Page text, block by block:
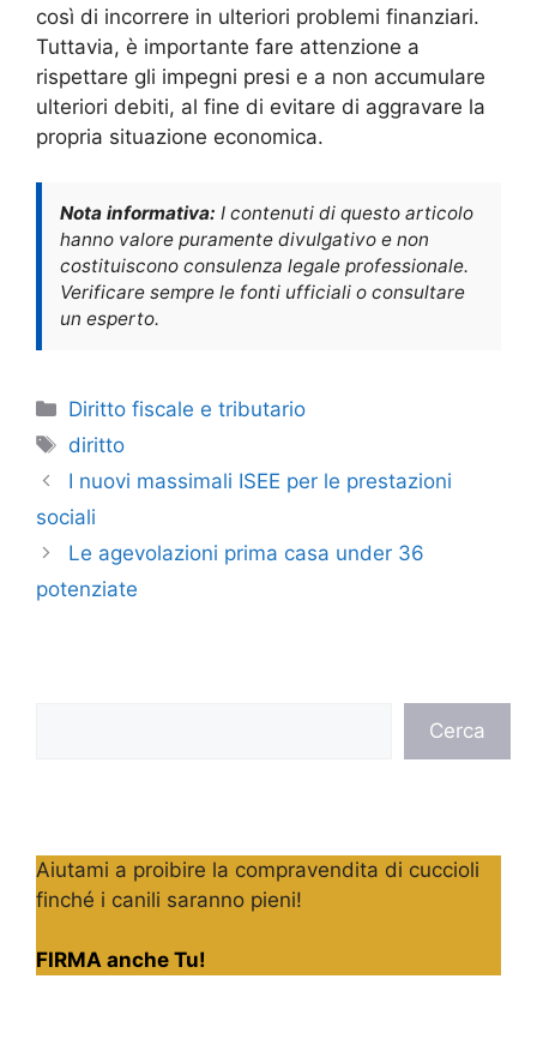
così di incorrere in ulteriori problemi finanziari.
Tuttavia, è importante fare attenzione a
rispettare gli impegni presi e a non accumulare
ulteriori debiti, al fine di evitare di aggravare la
propria situazione economica.
Nota informativa: I contenuti di questo articolo
hanno valore puramente divulgativo e non
costituiscono consulenza legale professionale.
Verificare sempre le fonti ufficiali o consultare
un esperto.
Categorie
Diritto fiscale e tributario
Tag
diritto
I nuovi massimali ISEE per le prestazioni
sociali
Le agevolazioni prima casa under 36
potenziate
Cerca
Aiutami a proibire la compravendita di cuccioli
finché i canili saranno pieni!
FIRMA anche Tu!